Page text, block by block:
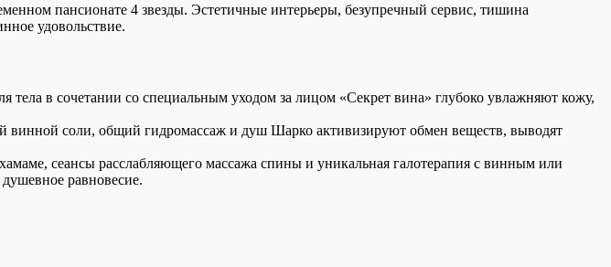
пансионате 4 звезды. Эстетичные интерьеры, безупречный сервис, тишина
удовольствие.
тела в сочетании со специальным уходом за лицом «Секрет вина» глубоко увлажняют кожу,
соли, общий гидромассаж и душ Шарко активизируют обмен веществ, выводят
сеансы расслабляющего массажа спины и уникальная галотерапия с винным или
равновесие.